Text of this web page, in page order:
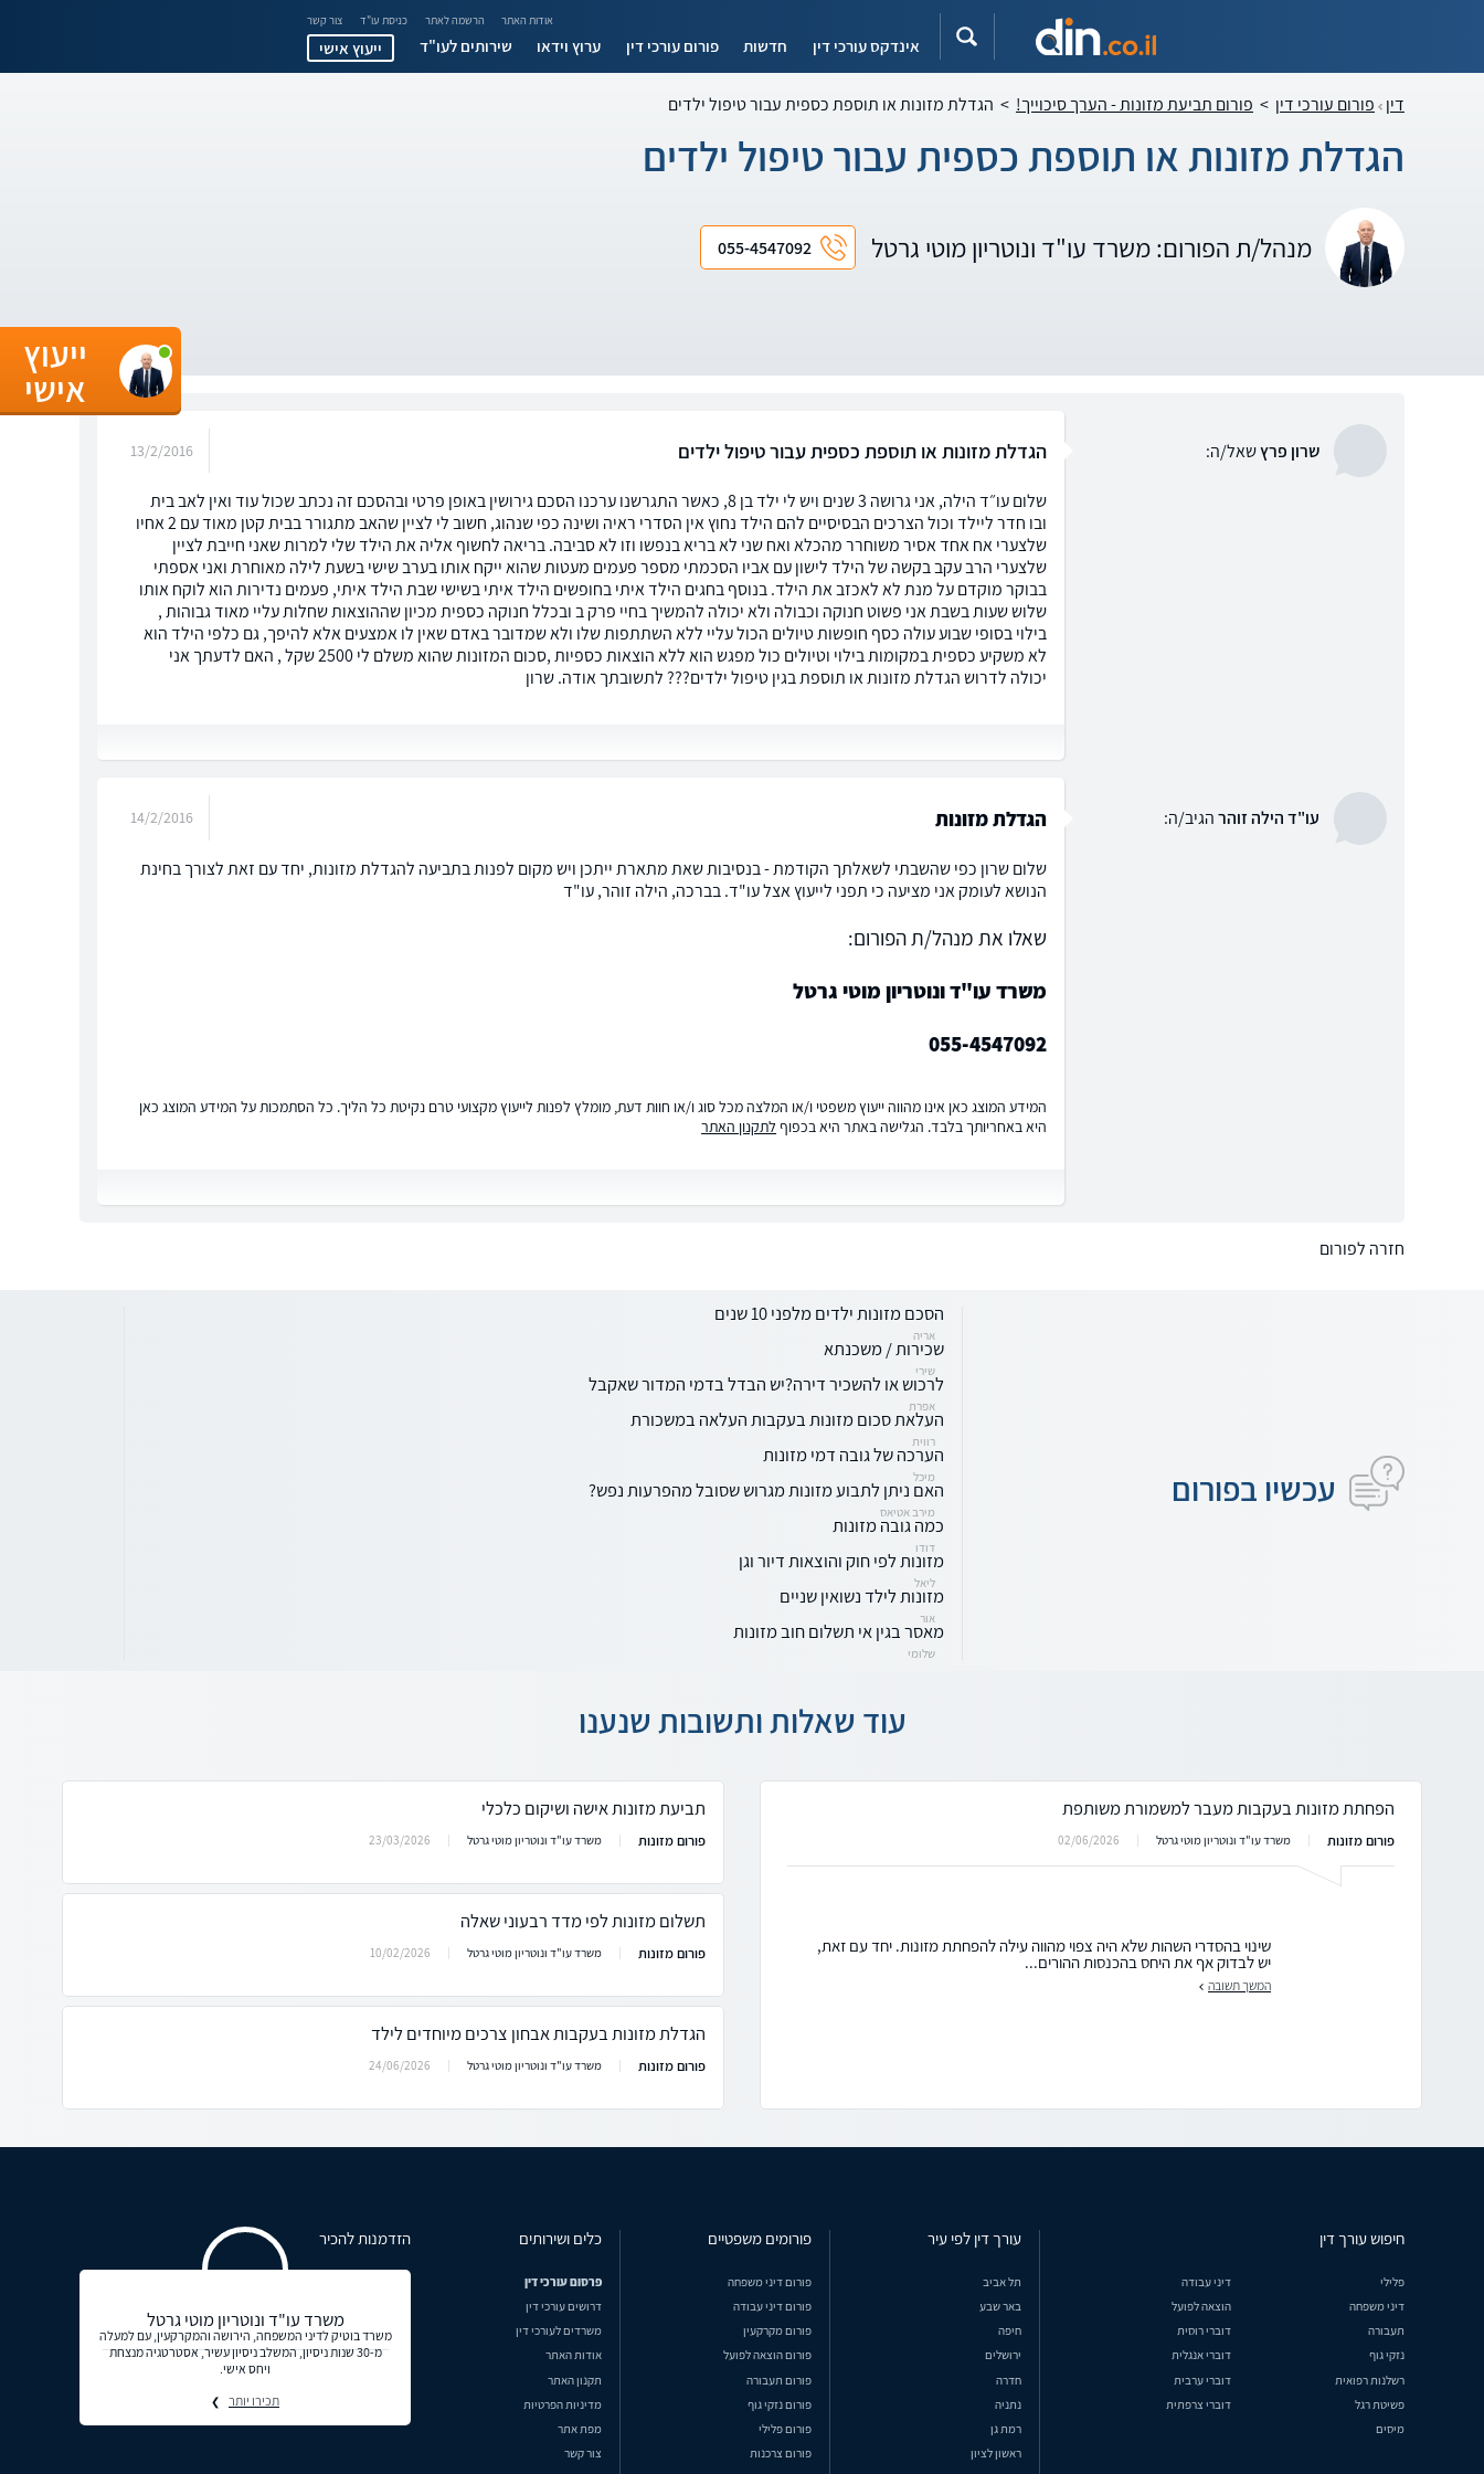
אודות האתר הרשמה לאתר כניסת עו"ד צור קשר
אינדקס עורכי דין חדשות פורום עורכי דין ערוץ וידאו שירותים לעו"ד ייעוץ אישי
דין פורום עורכי דין > פורום תביעת מזונות - הערך סיכוייך! > הגדלת מזונות או תוספת כספית עבור טיפול ילדים
הגדלת מזונות או תוספת כספית עבור טיפול ילדים
מנהל/ת הפורום: משרד עו"ד ונוטריון מוטי גרטל 055-4547092
שרון פרץשאל/ה: הגדלת מזונות או תוספת כספית עבור טיפול ילדים 13/2/2016
שלום עו״ד הילה, אני גרושה 3 שנים ויש לי ילד בן 8, כאשר התגרשנו ערכנו הסכם גירושין באופן פרטי ובהסכם זה נכתב שכול עוד ואין לאב בית
ובו חדר ליילד וכול הצרכים הבסיסיים להם הילד נחוץ אין הסדרי ראיה ושינה כפי שנהוג, חשוב לי לציין שהאב מתגורר בבית קטן מאוד עם 2 אחיו
שלצערי אח אחד אסיר משוחרר מהכלא ואח שני לא בריא בנפשו וזו לא סביבה. בריאה לחשוף אליה את הילד שלי למרות שאני חייבת לציין
שלצערי הרב עקב בקשה של הילד לישון עם אביו הסכמתי מספר פעמים מעטות שהוא ייקח אותו בערב שישי בשעת לילה מאוחרת ואני אספתי
בבוקר מוקדם על מנת לא לאכזב את הילד. בנוסף בחגים הילד איתי בחופשים הילד איתי בשישי שבת הילד איתי, פעמים נדירות הוא לוקח אותו
שלוש שעות בשבת אני פשוט חנוקה וכבולה ולא יכולה להמשיך בחיי פרק ב ובכלל חנוקה כספית מכיון שההוצאות שחלות עליי מאוד גבוהות ,
בילוי בסופי שבוע עולה כסף חופשות טיולים הכול עליי ללא השתתפות שלו ולא שמדובר באדם שאין לו אמצעים אלא להיפך, גם כלפי הילד הוא
לא משקיע כספית במקומות בילוי וטיולים כול מפגש הוא ללא הוצאות כספיות ,סכום המזונות שהוא משלם לי 2500 שקל , האם לדעתך אני
יכולה לדרוש הגדלת מזונות או תוספת בגין טיפול ילדים??? לתשובתך אודה. שרון
עו"ד הילה זוהרהגיב/ה: הגדלת מזונות 14/2/2016
שלום שרון כפי שהשבתי לשאלתך הקודמת - בנסיבות שאת מתארת ייתכן ויש מקום לפנות בתביעה להגדלת מזונות, יחד עם זאת לצורך בחינת
הנושא לעומק אני מציעה כי תפני לייעוץ אצל עו"ד. בברכה, הילה זוהר, עו"ד
שאלו את מנהל/ת הפורום:
משרד עו"ד ונוטריון מוטי גרטל
055-4547092
המידע המוצג כאן אינו מהווה ייעוץ משפטי ו/או המלצה מכל סוג ו/או חוות דעת, מומלץ לפנות לייעוץ מקצועי טרם נקיטת כל הליך. כל הסתמכות על המידע המוצג כאן
היא באחריותך בלבד. הגלישה באתר היא בכפוף לתקנון האתר
חזרה לפורום
עכשיו בפורום
הסכם מזונות ילדים מלפני 10 שנים
אריה
שכירות / משכנתא
שירי
לרכוש או להשכיר דירה?יש הבדל בדמי המדור שאקבל
אפרת
העלאת סכום מזונות בעקבות העלאה במשכורת
רווית
הערכה של גובה דמי מזונות
מיכל
האם ניתן לתבוע מזונות מגרוש שסובל מהפרעות נפש?
מירב אטיאס
כמה גובה מזונות
דודו
מזונות לפי חוק והוצאות דיור וגן
ליאל
מזונות לילד נשואין שניים
אור
מאסר בגין אי תשלום חוב מזונות
שלומי
עוד שאלות ותשובות שנענו
הפחתת מזונות בעקבות מעבר למשמורת משותפת
פורום מזונות משרד עו"ד ונוטריון מוטי גרטל 02/06/2026
שינוי בהסדרי השהות שלא היה צפוי מהווה עילה להפחתת מזונות. יחד עם זאת,
יש לבדוק אף את היחס בהכנסות ההורים...
המשך תשובה
תביעת מזונות אישה ושיקום כלכלי
פורום מזונות משרד עו"ד ונוטריון מוטי גרטל 23/03/2026
תשלום מזונות לפי מדד רבעוני שאלה
פורום מזונות משרד עו"ד ונוטריון מוטי גרטל 10/02/2026
הגדלת מזונות בעקבות אבחון צרכים מיוחדים לילד
פורום מזונות משרד עו"ד ונוטריון מוטי גרטל 24/06/2026
ייעוץ
אישי
חיפוש עורך דין
פלילי
דיני עבודה
דיני משפחה
הוצאה לפועל
תעבורה
דוברי רוסית
נזקי גוף
דוברי אנגלית
רשלנות רפואית
דוברי ערבית
פשיטת רגל
דוברי צרפתית
מיסים
עורך דין לפי עיר
תל אביב
באר שבע
חיפה
ירושלים
חדרה
נתניה
רמת גן
ראשון לציון
פורומים משפטיים
פורום דיני משפחה
פורום דיני עבודה
פורום מקרקעין
פורום הוצאה לפועל
פורום תעבורה
פורום נזקי גוף
פורום פלילי
פורום צרכנות
כלים ושירותים
פרסום עורכי דין
דרושים עורכי דין
משרדים לעורכי דין
אודות האתר
תקנון האתר
מדיניות הפרטיות
מפת אתר
צור קשר
הזדמנות להכיר
משרד עו"ד ונוטריון מוטי גרטל
משרד בוטיק לדיני המשפחה, הירושה והמקרקעין, עם למעלה
מ-30 שנות ניסיון, המשלב ניסיון עשיר, אסטרטגיה מנצחת
ויחס אישי.
תכירו יותר